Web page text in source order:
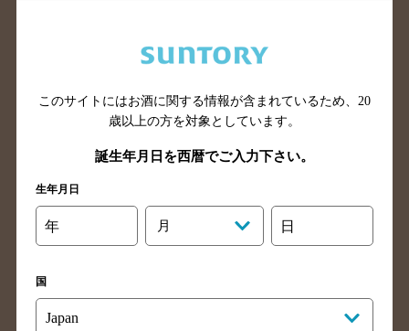
滋賀県のバー検索
和歌山県のバー検索
山口県のバー検索
鳥取県のバー検索
島根県のバー検索
徳島県のバー検索
香川県のバー検索
愛媛県のバー検索
高知県のバー検索
長崎県のバー検索
佐賀県のバー検索
大分県のバー検索
熊本県のバー検索
沖縄県のバー検索
このサイトにはお酒に関する情報が含まれているため、 20
歳以上の方を対象としています。
誕生年月日を西暦でご入力下さい。
生年月日
年 月 日
国